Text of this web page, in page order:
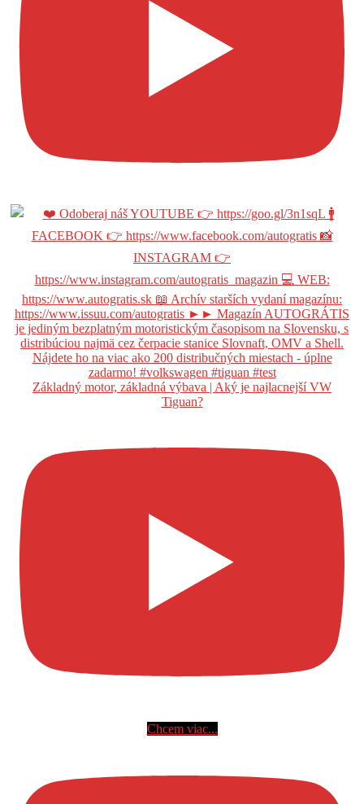
Základný motor, základná výbava | Aký je najlacnejší VW
Tiguan?
Chcem viac...